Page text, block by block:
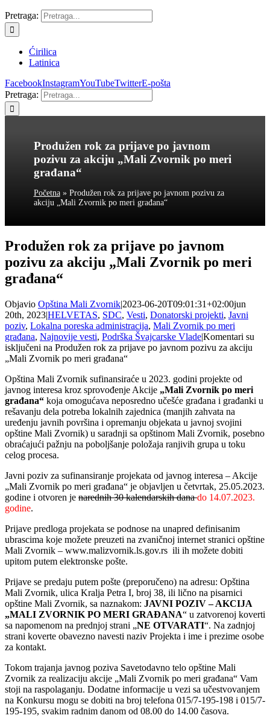
Pretraga:
Ćirilica
Latinica
FacebookInstagramYouTubeTwitterE-pošta
Pretraga:
Produžen rok za prijave po javnom
pozivu za akciju „Mali Zvornik po meri
građana“
Početna» Produžen rok za prijave po javnom pozivu za
akciju „Mali Zvornik po meri građana“
Produžen rok za prijave po javnom
pozivu za akciju „Mali Zvornik po meri
građana“
Objavio Opština Mali Zvornik|2023-06-20T09:01:31+02:00jun
20th, 2023|HELVETAS, SDC, Vesti, Donatorski projekti, Javni
poziv, Lokalna poreska administracija, Mali Zvornik po meri
građana, Najnovije vesti, Podrška Švajcarske Vlade|Komentari su
isključeni na Produžen rok za prijave po javnom pozivu za akciju
„Mali Zvornik po meri građana“
Opština Mali Zvornik sufinansiraće u 2023. godini projekte od
javnog interesa kroz sprovođenje Akcije „Mali Zvornik po meri
građana“ koja omogućava neposredno učešće građana i građanki u
rešavanju dela potreba lokalnih zajednica (manjih zahvata na
uređenju javnih površina i opremanju objekata u javnoj svojini
opštine Mali Zvornik) u saradnji sa opštinom Mali Zvornik, posebno
obraćajući pažnju na poboljšanje položaja ranjivih grupa u toku
celog procesa.
Javni poziv za sufinansiranje projekata od javnog interesa – Akcije
„Mali Zvornik po meri građana“ je objavljen u četvrtak, 25.05.2023.
godine i otvoren je narednih 30 kalendarskih danado 14.07.2023.
godine.
Prijave predloga projekata se podnose na unapred definisanim
ubrascima koje možete preuzeti na zvaničnoj internet stranici opštine
Mali Zvornik – www.malizvornik.ls.gov.rs ili ih možete dobiti
upitom putem elektronske pošte.
Prijave se predaju putem pošte (preporučeno) na adresu: Opština
Mali Zvornik, ulica Kralja Petra I, broj 38, ili lično na pisarnici
opštine Mali Zvornik, sa naznakom: JAVNI POZIV – AKCIJA
„MALI ZVORNIK PO MERI GRAĐANA“ u zatvorenoj koverti
sa napomenom na prednjoj strani „NE OTVARATI“. Na zadnjoj
strani koverte obavezno navesti naziv Projekta i ime i prezime osobe
za kontakt.
Tokom trajanja javnog poziva Savetodavno telo opštine Mali
Zvornik za realizaciju akcije „Mali Zvornik po meri građana“ Vam
stoji na raspolaganju. Dodatne informacije u vezi sa učestvovanjem
na Konkursu mogu se dobiti na broj telefona 015/7-195-198 i 015/7-
195-195, svakim radnim danom od 08.00 do 14.00 časova.